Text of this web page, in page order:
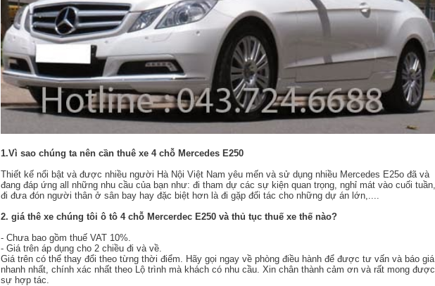
1.Vì sao chúng ta nên cần thuê xe 4 chỗ Mercedes E250
Thiết kế nổi bật và được nhiều người Hà Nội Việt Nam yêu mến và sử dụng nhiều Mercedes E25o đã và
đang đáp ứng all những nhu cầu của bạn như: đi tham dự các sự kiện quan trọng, nghỉ mát vào cuối tuần,
đi đưa đón người thân ở sân bay hay đặc biệt hơn là đi gặp đối tác cho những dự án lớn,....
2. giá thê xe chúng tôi ô tô 4 chỗ Mercerdec E250 và thủ tục thuế xe thế nào?
- Chưa bao gồm thuế VAT 10%.
- Giá trên áp dụng cho 2 chiều đi và về.
Giá trên có thể thay đổi theo từng thời điểm. Hãy gọi ngay về phòng điều hành để được tư vấn và báo giá
nhanh nhất, chính xác nhất theo Lộ trình mà khách có nhu cầu. Xin chân thành cảm ơn và rất mong được
sự hợp tác.